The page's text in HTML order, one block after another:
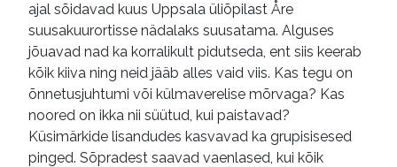
ajal sõidavad kuus Uppsala üliõpilast Åre
suusakuurortisse nädalaks suusatama. Alguses
jõuavad nad ka korralikult pidutseda, ent siis keerab
kõik kiiva ning neid jääb alles vaid viis. Kas tegu on
õnnetusjuhtumi või külmaverelise mõrvaga? Kas
noored on ikka nii süütud, kui paistavad?
Küsimärkide lisandudes kasvavad ka grupisisesed
pinged. Sõpradest saavad vaenlased, kui kõik